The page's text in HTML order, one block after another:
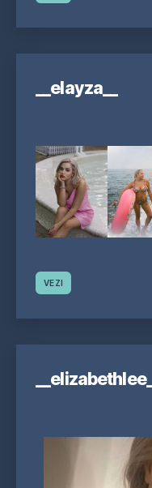
__elayza__
VEZI
__elizabethlee__